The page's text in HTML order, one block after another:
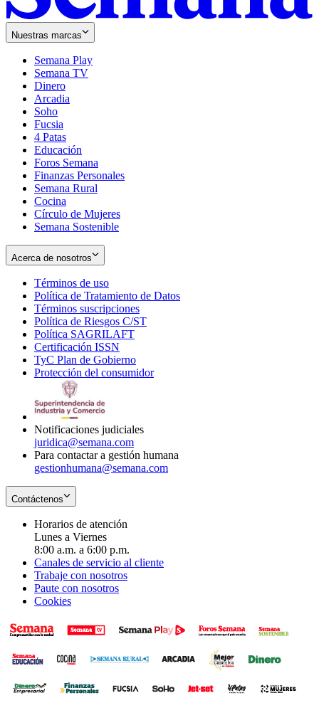
Nuestras marcas
Semana Play
Semana TV
Dinero
Arcadia
Soho
in
new
window
Fucsia
in
new
window
4 Patas
Educación
Foros Semana
Finanzas Personales
Semana Rural
Cocina
Círculo de Mujeres
Semana Sostenible
Acerca de nosotros
Términos de uso
in
new
window
Política de Tratamiento de Datos
Términos suscripciones
in
Política de Riesgos C/ST
Política SAGRILAFT
new
window
Certificación ISSN
in
new
TyC Plan de Gobierno
in
Protección del consumidorOpens
Notificaciones judiciales
juridica@semana.com
Para contactar a gestión humana
gestionhumana@semana.com
Contáctenos
Horarios de atención
Lunes a Viernes
8:00 a.m. a 6:00 p.m.
Canales de servicio al cliente
Trabaje con nosotros
Paute con nosotros
Cookies